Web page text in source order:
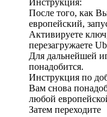
После того, как
европейский,
Активируете
перезагружаете
Для дальнейшей
понадобится.
Инструкция по
Вам снова
любой
Затем переходите